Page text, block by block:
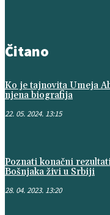
Čitano
Ko je tajnovita Umeja
njena biografija
22. 05. 2024. 13:15
Poznati konačni
Bošnjaka živi u Srbiji
28. 04. 2023. 13:20